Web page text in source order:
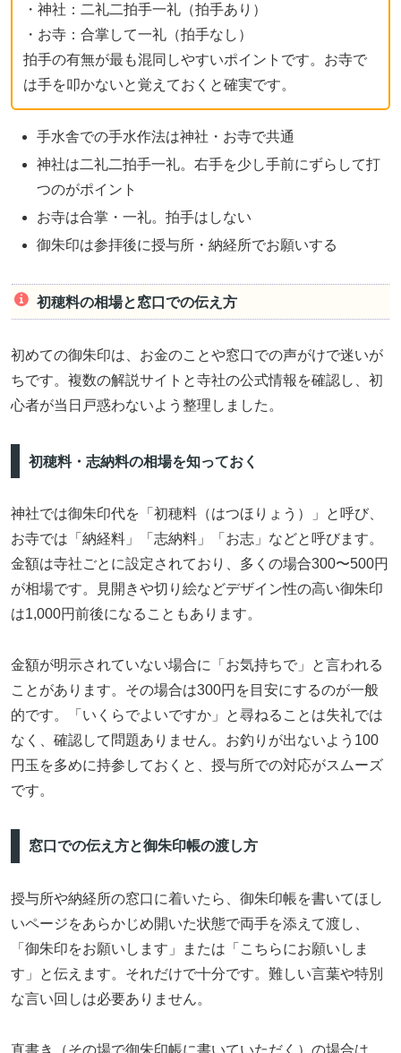
・神社：二礼二拍手一礼（拍手あり）
・お寺：合掌して一礼（拍手なし）
拍手の有無が最も混同しやすいポイントです。お寺で
は手を叩かないと覚えておくと確実です。
手水舎での手水作法は神社・お寺で共通
神社は二礼二拍手一礼。右手を少し手前にずらして打
つのがポイント
お寺は合掌・一礼。拍手はしない
御朱印は参拝後に授与所・納経所でお願いする
初穂料の相場と窓口での伝え方
初めての御朱印は、お金のことや窓口での声がけで迷いが
ちです。複数の解説サイトと寺社の公式情報を確認し、初
心者が当日戸惑わないよう整理しました。
初穂料・志納料の相場を知っておく
神社では御朱印代を「初穂料（はつほりょう）」と呼び、
お寺では「納経料」「志納料」「お志」などと呼びます。
金額は寺社ごとに設定されており、多くの場合300〜500円
が相場です。見開きや切り絵などデザイン性の高い御朱印
は1,000円前後になることもあります。
金額が明示されていない場合に「お気持ちで」と言われる
ことがあります。その場合は300円を目安にするのが一般
的です。「いくらでよいですか」と尋ねることは失礼では
なく、確認して問題ありません。お釣りが出ないよう100
円玉を多めに持参しておくと、授与所での対応がスムーズ
です。
窓口での伝え方と御朱印帳の渡し方
授与所や納経所の窓口に着いたら、御朱印帳を書いてほし
いページをあらかじめ開いた状態で両手を添えて渡し、
「御朱印をお願いします」または「こちらにお願いしま
す」と伝えます。それだけで十分です。難しい言葉や特別
な言い回しは必要ありません。
直書き（その場で御朱印帳に書いていただく）の場合は、